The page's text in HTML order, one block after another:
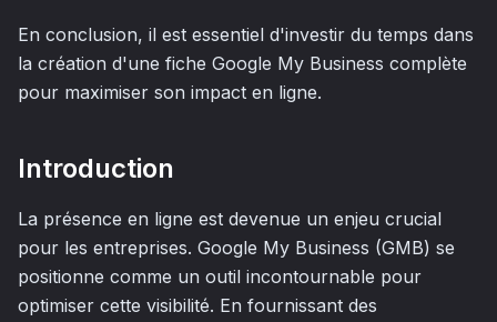
En conclusion, il est essentiel d'investir du temps dans
la création d'une fiche Google My Business complète
pour maximiser son impact en ligne.
Introduction
La présence en ligne est devenue un enjeu crucial
pour les entreprises. Google My Business (GMB) se
positionne comme un outil incontournable pour
optimiser cette visibilité. En fournissant des